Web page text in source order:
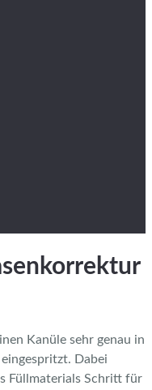
Kanüle sehr genau in
Dabei
Füllmaterials Schritt für